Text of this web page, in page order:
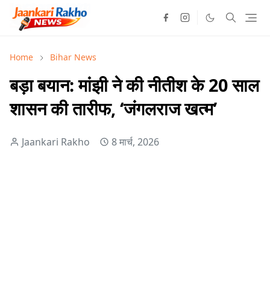
Home Bihar News
बड़ा बयान: मांझी ने की नीतीश के 20 साल
शासन की तारीफ, ‘जंगलराज खत्म’
Jaankari Rakho 8 मार्च, 2026